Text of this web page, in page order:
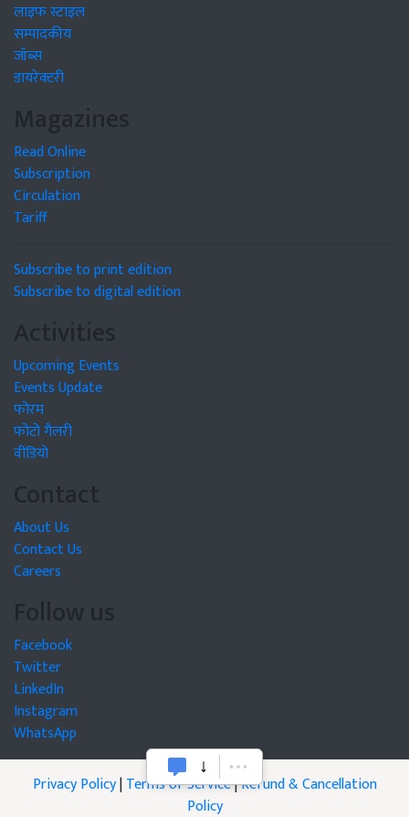
लाइफ स्टाइल
सम्पादकीय
जॉब्स
डायरेक्टरी
Magazines
Read Online
Subscription
Circulation
Tariff
Subscribe to print edition
Subscribe to digital edition
Activities
Upcoming Events
Events Update
फोरम
फोटो गैलरी
वीडियो
Contact
About Us
Contact Us
Careers
Follow us
Facebook
Twitter
LinkedIn
Instagram
WhatsApp
Privacy Policy|Terms of Service|Refund & Cancellation
Policy